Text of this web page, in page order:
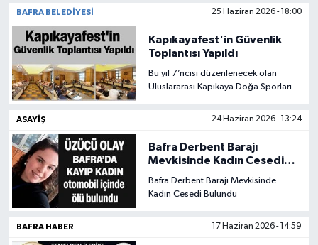
Daha Tescillendi"
BAFRA BELEDIYESI 25 Haziran 2026 - 18:00
Kapıkayafest'in Güvenlik
Toplantısı Yapıldı
Bu yıl 7’ncisi düzenlenecek olan
Uluslararası Kapıkaya Doğa Sporları
toplantısı gerçekleştirildi.
ASAYIŞ 24 Haziran 2026 - 13:24
Bafra Derbent Barajı
Mevkisinde Kadın Cesedi
Bafra Derbent Barajı Mevkisinde
Kadın Cesedi Bulundu
BAFRA HABER 17 Haziran 2026 - 14:59